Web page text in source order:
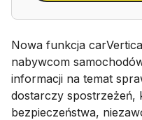
Nowa funkcja
nabywcom
informacji na temat
dostarczy spostrzeżeń,
bezpieczeństwa,